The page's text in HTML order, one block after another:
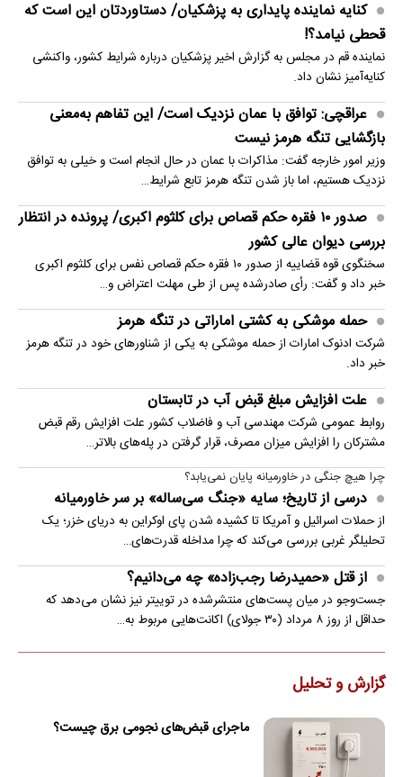
کنایه نماینده پایداری به پزشکیان/ دستاوردتان این است که
قحطی نیامد؟!
نماینده قم در مجلس به گزارش اخیر پزشکیان درباره شرایط کشور، واکنشی
کنایه‌آمیز نشان داد.
عراقچی: توافق با عمان نزدیک است/ این تفاهم به‌معنی
بازگشایی تنگه هرمز نیست
وزیر امور خارجه گفت: مذاکرات با عمان در حال انجام است و خیلی به توافق
نزدیک هستیم، اما باز شدن تنگه هرمز تابع شرایط…
صدور ۱۰ فقره حکم قصاص برای کلثوم اکبری/ پرونده در انتظار
بررسی دیوان عالی کشور
سخنگوی قوه قضاییه از صدور ۱۰ فقره حکم قصاص نفس برای کلثوم اکبری
خبر داد و گفت: رأی صادرشده پس از طی مهلت اعتراض و…
حمله موشکی به کشتی اماراتی در تنگه هرمز
شرکت ادنوک امارات از حمله موشکی به یکی از شناورهای خود در تنگه هرمز
خبر داد.
علت افزایش مبلغ قبض آب در تابستان
روابط عمومی شرکت مهندسی آب و فاضلاب کشور علت افزایش رقم قبض
مشترکان را افزایش میزان مصرف، قرار گرفتن در پله‌های بالاتر…
چرا هیچ جنگی در خاورمیانه پایان نمی‌یابد؟
درسی از تاریخ؛ سایه «جنگ سی‌ساله» بر سر خاورمیانه
از حملات اسرائیل و آمریکا تا کشیده شدن پای اوکراین به دریای خزر؛ یک
تحلیلگر غربی بررسی می‌کند که چرا مداخله قدرت‌های…
از قتل «حمیدرضا رجب‌زاده» چه می‌دانیم؟
جست‌وجو در میان پست‌های منتشرشده در توییتر نیز نشان می‌دهد که
حداقل از روز ۸ مرداد (۳۰ جولای) اکانت‌هایی مربوط به…
گزارش و تحلیل
ماجرای قبض‌های نجومی برق چیست؟